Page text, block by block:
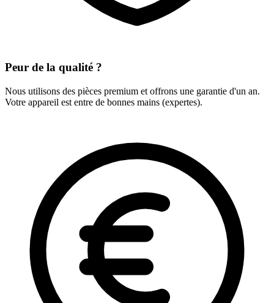
Peur de la qualité ?
Nous utilisons des pièces premium et offrons une garantie d'un an.
Votre appareil est entre de bonnes mains (expertes).